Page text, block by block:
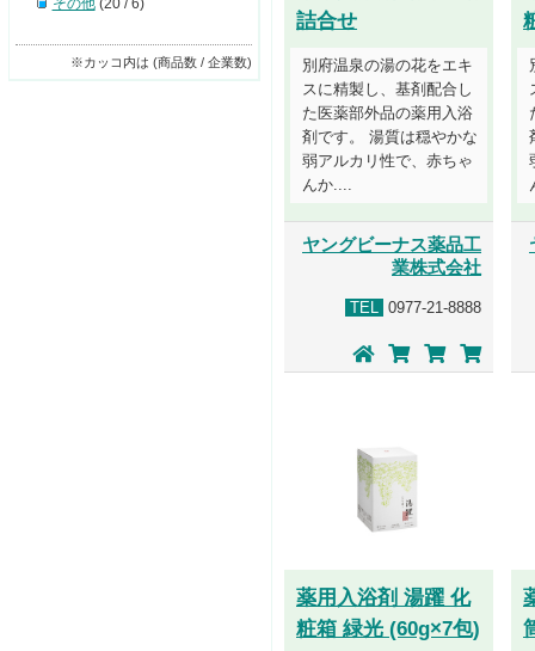
詰合せ
別府温泉の湯の花をエキ
スに精製し、基剤配合し
た医薬部外品の薬用入浴
剤です。 湯質は穏やかな
弱アルカリ性で、赤ちゃ
んか....
ヤングビーナス薬品工
業株式会社
TEL 0977-21-8888
薬用入浴剤 湯躍 化
粧箱 緑光 (60g×7包)
その他(20 / 6)
※カッコ内は (商品数 / 企業数)